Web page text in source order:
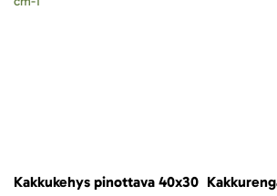
Kakkukehys pinottava 40x30